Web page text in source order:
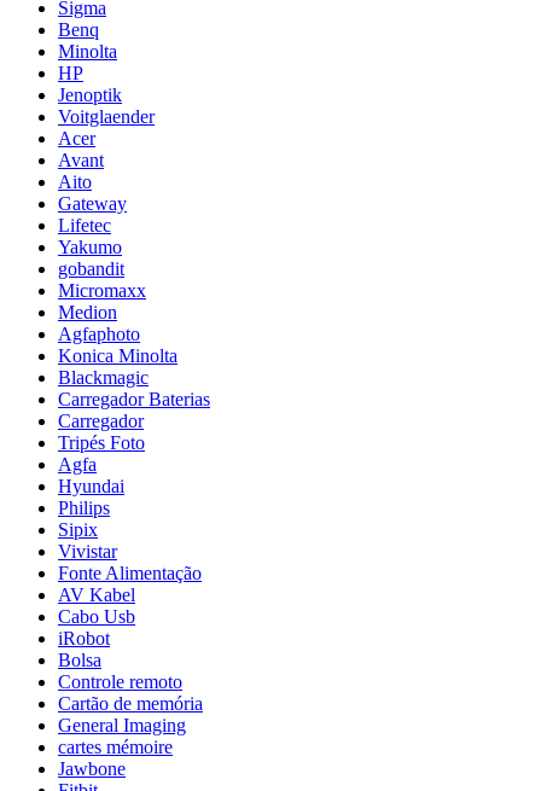
Sigma
Benq
Minolta
HP
Jenoptik
Voitglaender
Acer
Avant
Aito
Gateway
Lifetec
Yakumo
gobandit
Micromaxx
Medion
Agfaphoto
Konica Minolta
Blackmagic
Carregador Baterias
Carregador
Tripés Foto
Agfa
Hyundai
Philips
Sipix
Vivistar
Fonte Alimentação
AV Kabel
Cabo Usb
iRobot
Bolsa
Controle remoto
Cartão de memória
General Imaging
cartes mémoire
Jawbone